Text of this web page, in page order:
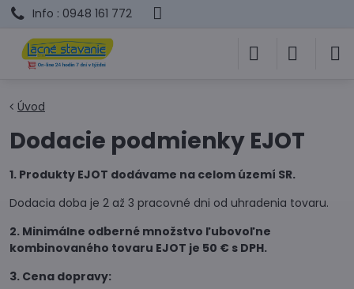
Info : 0948 161 772
Úvod
Dodacie podmienky EJOT
1. Produkty EJOT dodávame na celom území SR.
Dodacia doba je 2 až 3 pracovné dni od uhradenia tovaru.
2. Minimálne odberné množstvo ľubovoľne
kombinovaného tovaru EJOT je 50 € s DPH.
3. Cena dopravy: